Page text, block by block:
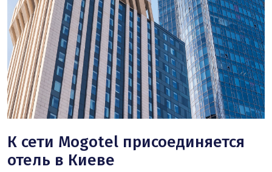
К сети Mogotel присоединяется
отель в Киеве